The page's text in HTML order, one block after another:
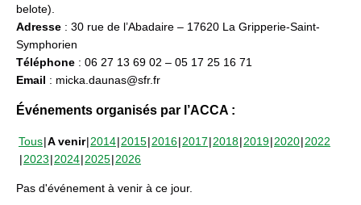
belote).
Adresse : 30 rue de l’Abadaire – 17620 La Gripperie-Saint-
Symphorien
Téléphone : 06 27 13 69 02 – 05 17 25 16 71
Email : micka.daunas@sfr.fr
Événements organisés par l’ACCA :
Tous A venir 2014 2015 2016 2017 2018 2019 2020 2022
2023 2024 2025 2026
Pas d'événement à venir à ce jour.